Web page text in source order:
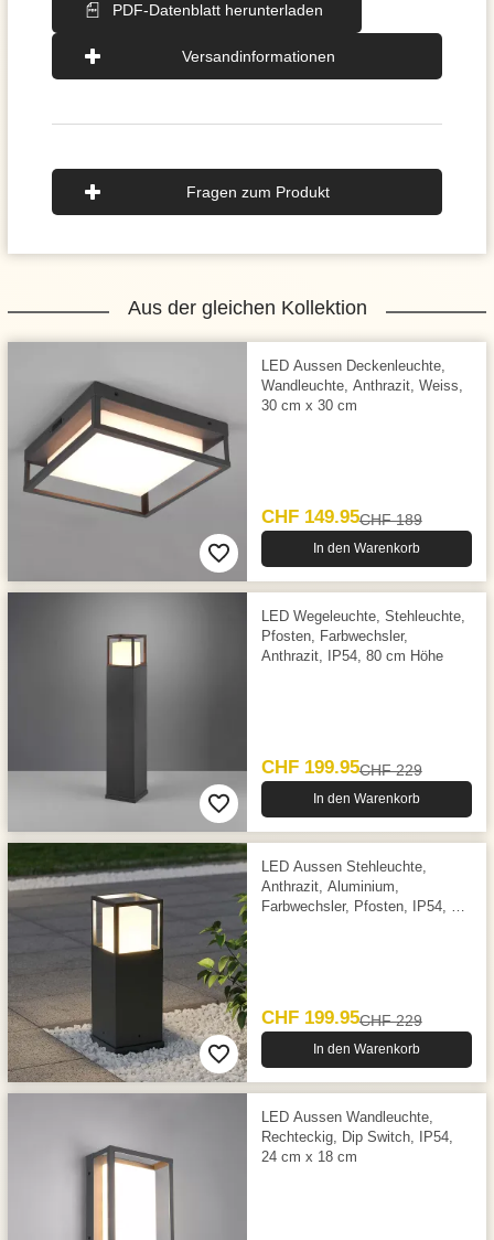
PDF-Datenblatt herunterladen
Versandinformationen
Fragen zum Produkt
Aus der gleichen Kollektion
LED Aussen Deckenleuchte,
Wandleuchte, Anthrazit, Weiss,
30 cm x 30 cm
CHF 149.95CHF 189
In den Warenkorb
LED Wegeleuchte, Stehleuchte,
Pfosten, Farbwechsler,
Anthrazit, IP54, 80 cm Höhe
CHF 199.95CHF 229
In den Warenkorb
LED Aussen Stehleuchte,
Anthrazit, Aluminium,
Farbwechsler, Pfosten, IP54, 40
CHF 199.95CHF 229
In den Warenkorb
LED Aussen Wandleuchte,
Rechteckig, Dip Switch, IP54,
24 cm x 18 cm